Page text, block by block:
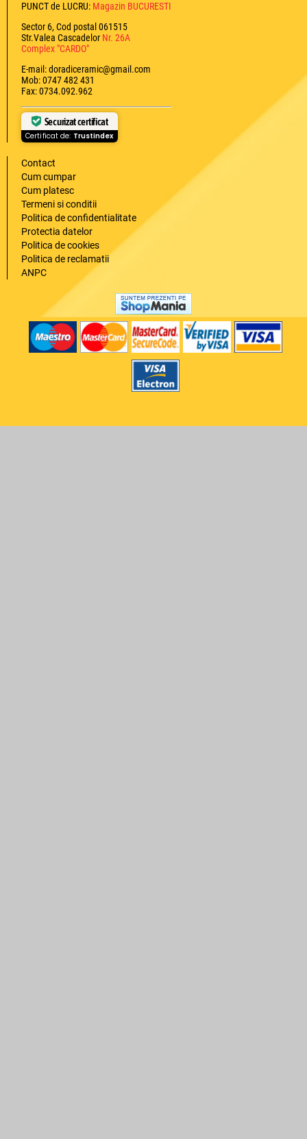
PUNCT de LUCRU: Magazin BUCURESTI
Sector 6, Cod postal 061515
Str.Valea Cascadelor Nr. 26A
Complex "CARDO"
E-mail: doradiceramic@gmail.com
Mob: 0747 482 431
Fax: 0734.092.962
Securizat certificat
Certificat de: Trustindex
Contact
Cum cumpar
Cum platesc
Termeni si conditii
Politica de confidentialitate
Protectia datelor
Politica de cookies
Politica de reclamatii
ANPC